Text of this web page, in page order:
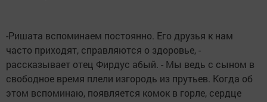
-Ришата вспоминаем постоянно. Его друзья к нам
часто приходят, справляются о здоровье, -
рассказывает отец Фирдус абый. - Мы ведь с сыном в
свободное время плели изгородь из прутьев. Когда об
этом вспоминаю, появляется комок в горле, сердце